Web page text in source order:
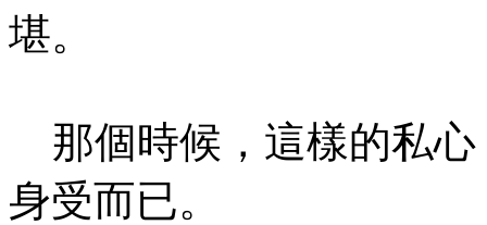
堪。
那個時候，這樣的私心
身受而已。